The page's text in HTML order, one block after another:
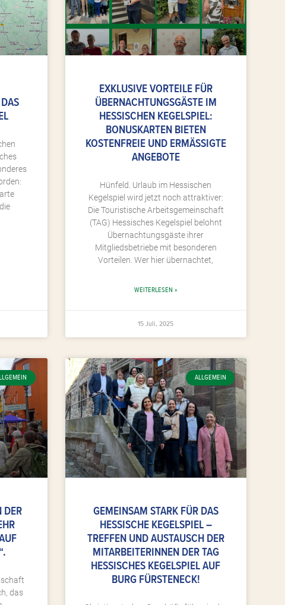
EXKLUSIVE VORTEILE FÜR
ÜBERNACHTUNGSGÄSTE IM
HESSISCHEN KEGELSPIEL:
BONUSKARTEN BIETEN
KOSTENFREIE UND ERMÄSSIGTE A
NGEBOTE
Hünfeld. Urlaub im Hessischen
Kegelspiel wird jetzt noch attraktiver:
Die Touristische Arbeitsgemeinschaft
(TAG) Hessisches Kegelspiel belohnt
Übernachtungsgäste ihrer
Mitgliedsbetriebe mit besonderen
Vorteilen. Wer hier übernachtet,
WEITERLESEN »
15 Juli, 2025
DER
das
ALLGEMEIN
GEMEINSAM STARK FÜR DAS
HESSISCHE KEGELSPIEL –
TREFFEN UND AUSTAUSCH DER
MITARBEITERINNEN DER TAG
HESSISCHES KEGELSPIEL AUF
BURG FÜRSTENECK!